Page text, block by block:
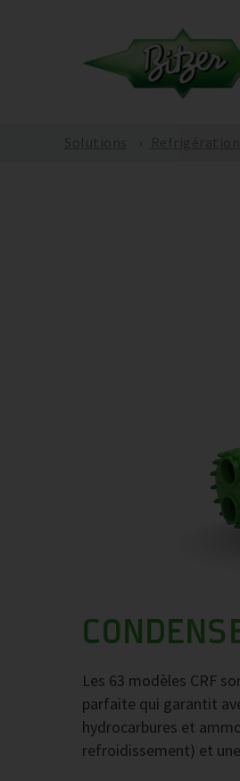
Les 63 modèles CRF
parfaite qui garantit
hydrocarbures et
refroidissement) et